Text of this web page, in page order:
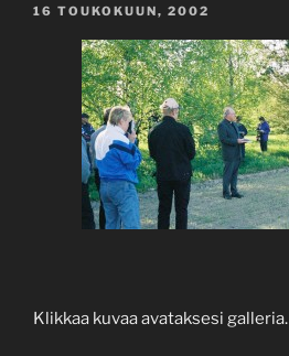
JULKAISTU
16 TOUKOKUUN, 2002
Klikkaa kuvaa avataksesi galleria.